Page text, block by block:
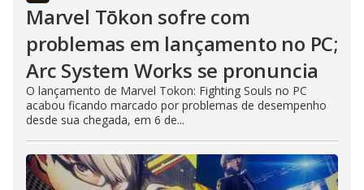
Marvel Tōkon sofre com
problemas em lançamento no PC;
Arc System Works se pronuncia
O lançamento de Marvel Tokon: Fighting Souls no PC
acabou ficando marcado por problemas de desempenho
desde sua chegada, em 6 de...